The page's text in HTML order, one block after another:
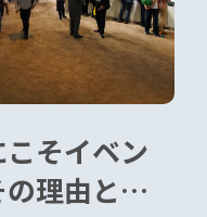
そイベン
理由と成